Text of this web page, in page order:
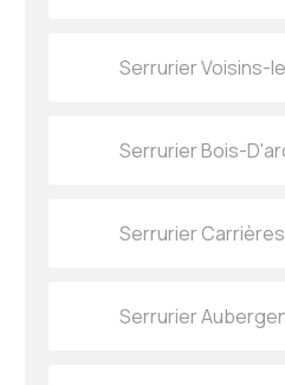
Serrurier Voisins-
Serrurier Bois-
Serrurier
Serrurier